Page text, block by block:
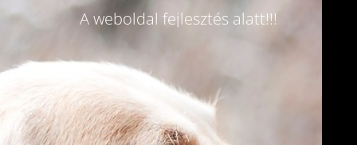
A weboldal fejlesztés alatt!!!